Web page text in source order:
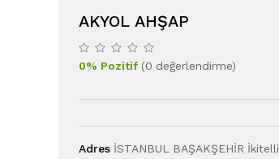
AKYOL AHŞAP
0% Pozitif(0 değerlendirme)
Adres İSTANBUL BAŞAKŞEHİR İkitelli